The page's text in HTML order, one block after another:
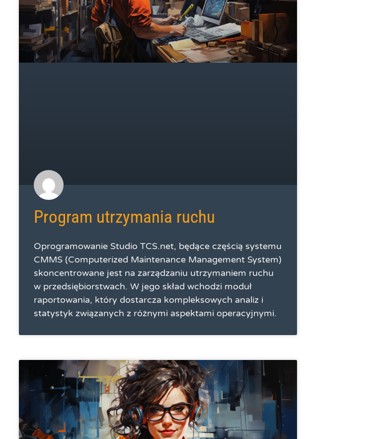
Program utrzymania ruchu
Oprogramowanie Studio TCS.net, będące częścią systemu
CMMS (Computerized Maintenance Management System)
skoncentrowane jest na zarządzaniu utrzymaniem ruchu
w przedsiębiorstwach. W jego skład wchodzi moduł
raportowania, który dostarcza kompleksowych analiz i
statystyk związanych z różnymi aspektami operacyjnymi.